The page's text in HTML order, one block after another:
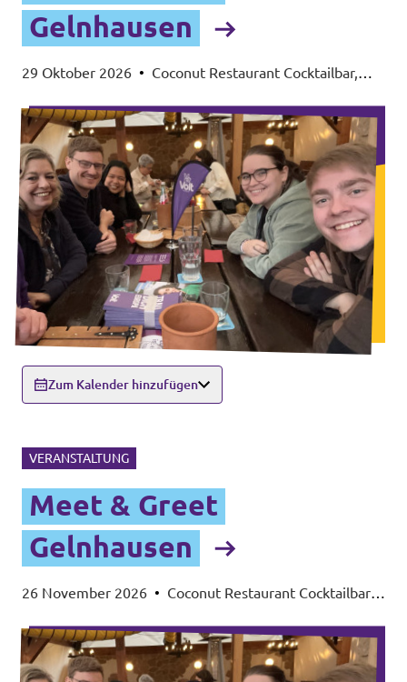
Gelnhausen
29 Oktober 2026 • Coconut Restaurant Cocktailbar,
Zum Kalender hinzufügen
VERANSTALTUNG
Meet & Greet
Gelnhausen
26 November 2026 • Coconut Restaurant Cocktailbar,